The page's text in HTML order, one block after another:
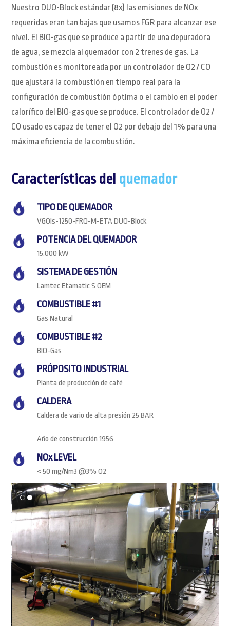
Nuestro DUO-Block estándar (8x) las emisiones de NOx
requeridas eran tan bajas que usamos FGR para alcanzar ese
nivel. El BIO-gas que se produce a partir de una depuradora
de agua, se mezcla al quemador con 2 trenes de gas. La
combustión es monitoreada por un controlador de O2 / CO
que ajustará la combustión en tiempo real para la
configuración de combustión óptima o el cambio en el poder
calorífico del BIO-gas que se produce. El controlador de O2 /
CO usado es capaz de tener el O2 por debajo del 1% para una
máxima eficiencia de la combustión.
Características del quemador
TIPO DE QUEMADOR
VGOIs-1250-FRQ-M-ETA DUO-Block
POTENCIA DEL QUEMADOR
15.000 kW
SISTEMA DE GESTIÓN
Lamtec Etamatic S OEM
COMBUSTIBLE #1
Gas Natural
COMBUSTIBLE #2
BIO-Gas
PRÓPOSITO INDUSTRIAL
Planta de producción de café
CALDERA
Caldera de vario de alta presión 25 BAR
Año de construcción 1956
NOx LEVEL
< 50 mg/Nm3 @3% O2